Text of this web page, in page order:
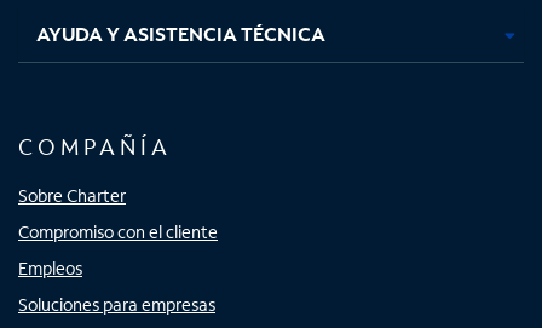
AYUDA Y ASISTENCIA TÉCNICA
COMPAÑÍA
Sobre Charter
Compromiso con el cliente
Empleos
Soluciones para empresas